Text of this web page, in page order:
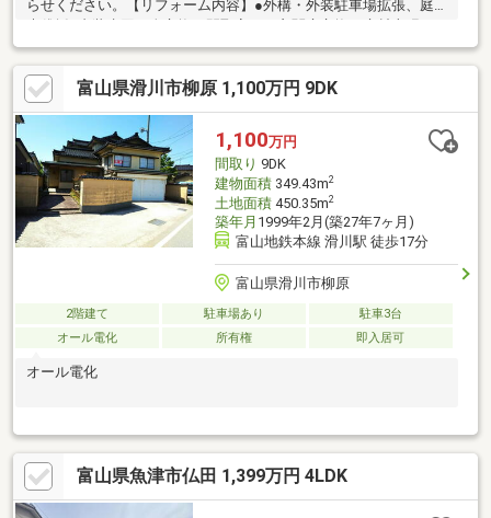
らせください。【リフォーム内容】●外構・外装駐車場拡張、庭
り、クロス張替え 等●その他シロアリ工防除工事、クリーニン
グ、雨漏り点検、耐震補強工事【おすすめポイント】・本物件は
条件により住宅ローン減税が適用されます。・雨漏り、構造上主
要な部分の欠陥や・腐食、給排水管の故障や漏水についてお引渡
しより２年間保証・シロアリ防除工事施工後5年間保証・お客様に
合わせたローンの組み方や金融機関をご提案。住宅ローンが初め
ての方でもお気軽にご相談ください
富山県滑川市柳原 1,100万円 9DK
1,100万円
間取り 9DK
建物面積349.43m2
土地面積450.35m2
築年月 1999年2月(築27年7ヶ月)
富山地鉄本線 滑川駅 徒歩17分
富山県滑川市柳原
2階建て 駐車場あり
駐車3台
オール電化
所有権 即入居可
オール電化
富山県魚津市仏田 1,399万円 4LDK